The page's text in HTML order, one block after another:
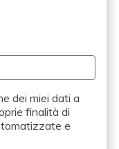
dei miei dati a
finalità di
e